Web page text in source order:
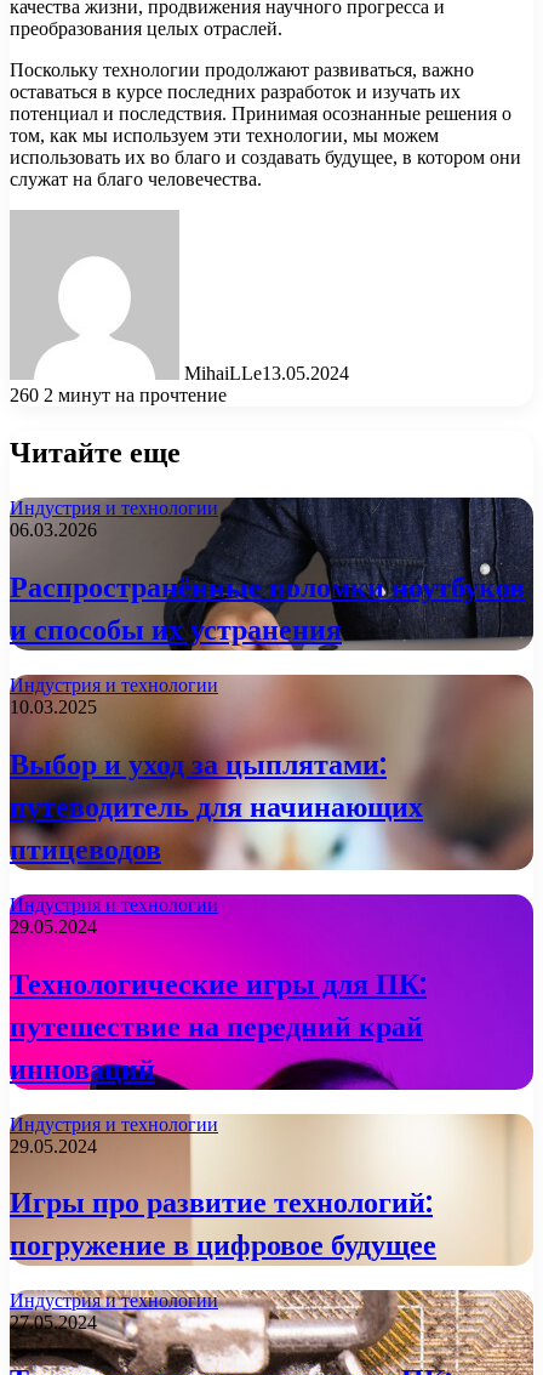
качества жизни, продвижения научного прогресса и
преобразования целых отраслей.
Поскольку технологии продолжают развиваться, важно
оставаться в курсе последних разработок и изучать их
потенциал и последствия. Принимая осознанные решения о
том, как мы используем эти технологии, мы можем
использовать их во благо и создавать будущее, в котором они
служат на благо человечества.
MihaiLLe13.05.2024
260 2 минут на прочтение
Читайте еще
Индустрия и технологии
06.03.2026
Распространённые поломки ноутбуков
и способы их устранения
Индустрия и технологии
10.03.2025
Выбор и уход за цыплятами:
путеводитель для начинающих
птицеводов
Индустрия и технологии
29.05.2024
Технологические игры для ПК:
путешествие на передний край
инноваций
Индустрия и технологии
29.05.2024
Игры про развитие технологий:
погружение в цифровое будущее
Индустрия и технологии
27.05.2024